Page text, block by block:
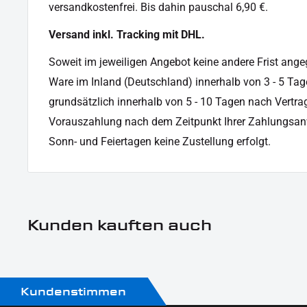
versandkostenfrei. Bis dahin pauschal 6,90 €.
Versand inkl. Tracking mit DHL.
Soweit im jeweiligen Angebot keine andere Frist
Ware im Inland (Deutschland) innerhalb von 3 - 5
grundsätzlich innerhalb von 5 - 10 Tagen nach
Vorauszahlung nach dem Zeitpunkt Ihrer
Sonn- und Feiertagen keine Zustellung erfolgt.
Kunden kauften auch
Kundenstimmen